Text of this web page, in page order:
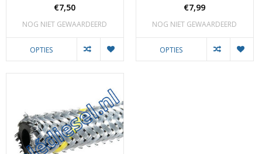
€7,50
NOG NIET GEWAARDEERD
OPTIES
€7,99
NOG NIET GEWAARDEERD
OPTIES